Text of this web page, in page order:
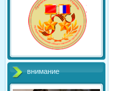
внимание